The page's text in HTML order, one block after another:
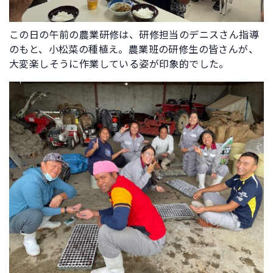
この日の午前の農業研修は、研修担当のデニスさん指導
のもと、小松菜の種植え。農業班の研修生の皆さんが、
大変楽しそうに作業している姿が印象的でした。